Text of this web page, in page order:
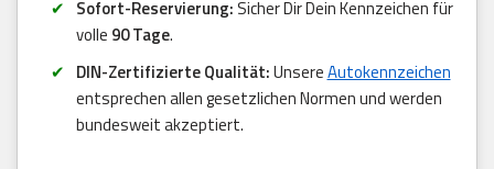
Sofort-Reservierung: Sicher Dir Dein Kennzeichen für
volle 90 Tage.
DIN-Zertifizierte Qualität:UnsereAutokennzeichen
entsprechen allen gesetzlichen Normen und werden
bundesweit akzeptiert.